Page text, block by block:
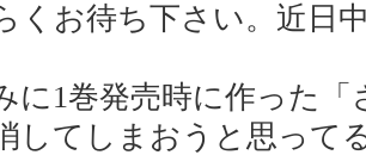
くお待ち下さい。近日
に1巻発売時に作った
してしまおうと思って